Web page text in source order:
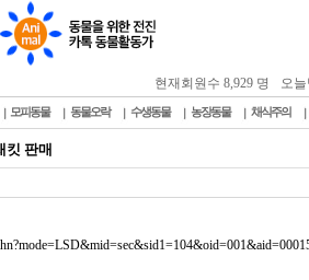
현재회원수 8,929 명 오
모피동물 동물오락 수생동물 농장동물 채식주의
킷 판매